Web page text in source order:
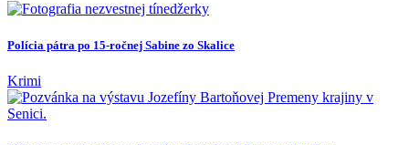
Polícia pátra po 15-ročnej Sabine zo Skalice
Krimi